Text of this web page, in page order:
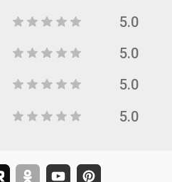
5.0
5.0
5.0
5.0